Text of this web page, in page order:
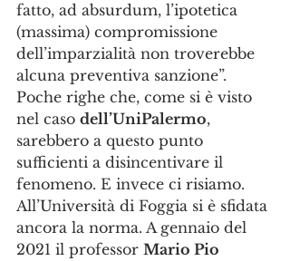
fatto, ad absurdum, l’ipotetica
(massima) compromissione
dell’imparzialità non troverebbe
alcuna preventiva sanzione”.
Poche righe che, come si è visto
nel caso dell’UniPalermo,
sarebbero a questo punto
sufficienti a disincentivare il
fenomeno. E invece ci risiamo.
All’Università di Foggia si è sfidata
ancora la norma. A gennaio del
2021 il professor Mario Pio